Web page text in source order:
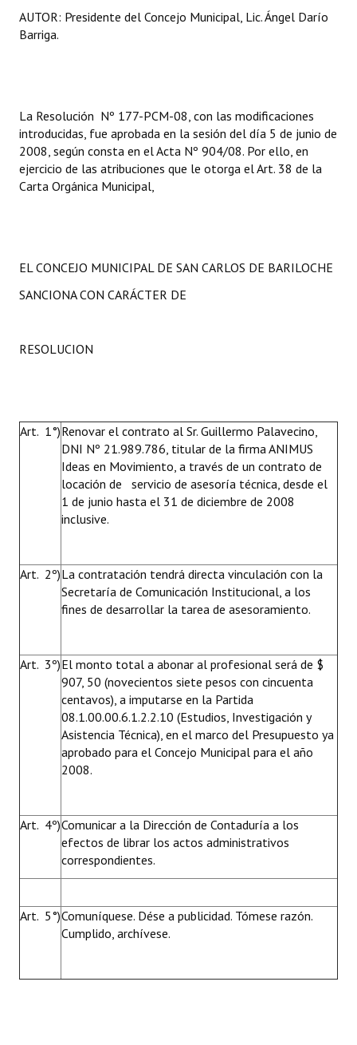
Datos Históricos
Premio al Mérito - Registro
Periodistas Decanos - Registro
Ciudadano Ilustre - Registro
Antiguos Pobladores - Registro
Reconocimientos - Registro
AUTOR: Presidente del Concejo Municipal, Lic. Ángel Darío
Barriga.
La Resolución Nº 177-PCM-08, con las modificaciones
introducidas, fue aprobada en la sesión del día 5 de junio de
2008, según consta en el Acta Nº 904/08. Por ello, en
ejercicio de las atribuciones que le otorga el Art. 38 de la
Carta Orgánica Municipal,
EL CONCEJO MUNICIPAL DE SAN CARLOS DE BARILOCHE
SANCIONA CON CARÁCTER DE
RESOLUCION
Art. 1°)Renovar el contrato al Sr. Guillermo Palavecino,
DNI Nº 21.989.786, titular de la firma ANIMUS
Ideas en Movimiento, a través de un contrato de
locación de servicio de asesoría técnica, desde el
1 de junio hasta el 31 de diciembre de 2008
inclusive.
Art. 2º)La contratación tendrá directa vinculación con la
Secretaría de Comunicación Institucional, a los
fines de desarrollar la tarea de asesoramiento.
Art. 3º)El monto total a abonar al profesional será de $
907, 50 (novecientos siete pesos con cincuenta
centavos), a imputarse en la Partida
08.1.00.00.6.1.2.2.10 (Estudios, Investigación y
Asistencia Técnica), en el marco del Presupuesto ya
aprobado para el Concejo Municipal para el año
2008.
Art. 4º)Comunicar a la Dirección de Contaduría a los
efectos de librar los actos administrativos
correspondientes.
Art. 5°)Comuníquese. Dése a publicidad. Tómese razón.
Cumplido, archívese.